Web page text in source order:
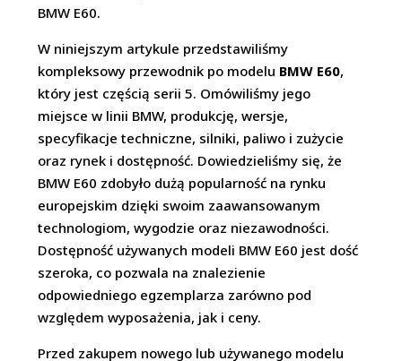
BMW E60.
W niniejszym artykule przedstawiliśmy
kompleksowy przewodnik po modelu BMW E60,
który jest częścią serii 5. Omówiliśmy jego
miejsce w linii BMW, produkcję, wersje,
specyfikacje techniczne, silniki, paliwo i zużycie
oraz rynek i dostępność. Dowiedzieliśmy się, że
BMW E60 zdobyło dużą popularność na rynku
europejskim dzięki swoim zaawansowanym
technologiom, wygodzie oraz niezawodności.
Dostępność używanych modeli BMW E60 jest dość
szeroka, co pozwala na znalezienie
odpowiedniego egzemplarza zarówno pod
względem wyposażenia, jak i ceny.
Przed zakupem nowego lub używanego modelu